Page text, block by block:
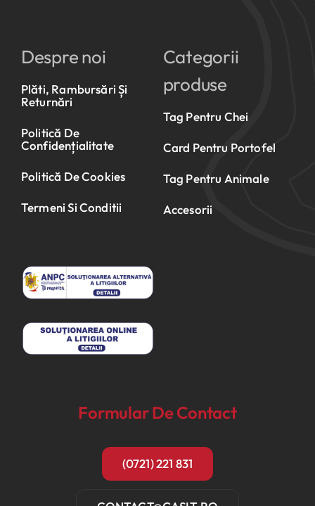
Despre noi
Plăti, Rambursări Și
Returnări
Politică De
Confidențialitate
Politică De Cookies
Termeni Si Conditii
Categorii
produse
Tag Pentru Chei
Card Pentru Portofel
Tag Pentru Animale
Accesorii
Formular De Contact
(0721) 221 831